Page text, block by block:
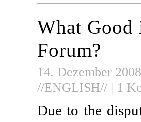
What
Forum?
14. Dezember
//ENGLISH// | 1
Due to the